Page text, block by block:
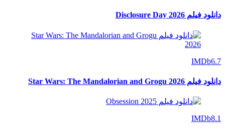
دانلود فیلم Disclosure Day 2026
IMDb6.7
دانلود فیلم Star Wars: The Mandalorian and Grogu 2026
IMDb8.1